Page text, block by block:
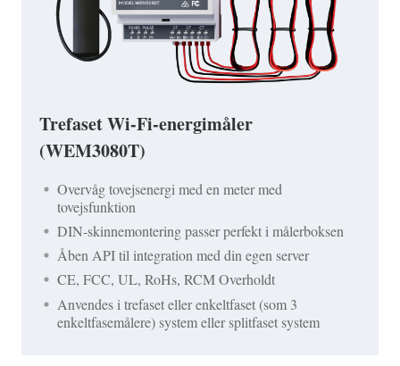
Trefaset Wi-Fi-energimåler
(WEM3080T)
Overvåg tovejsenergi med en meter med
tovejsfunktion
DIN-skinnemontering passer perfekt i målerboksen
Åben API til integration med din egen server
CE, FCC, UL, RoHs, RCM Overholdt
Anvendes i trefaset eller enkeltfaset (som 3
enkeltfasemålere) system eller splitfaset system